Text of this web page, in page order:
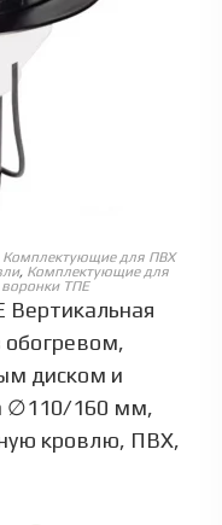
Комплектующие для ПВХ
, Комплектующие для
ТПЕ
Вертикальная
обогревом,
диском и
∅110/160 мм,
кровлю, ПВХ,